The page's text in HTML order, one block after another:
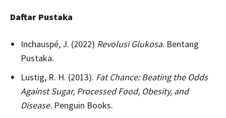
Daftar Pustaka
Inchauspé, J. (2022) Revolusi Glukosa. Bentang
Pustaka.
Lustig, R. H. (2013). Fat Chance: Beating the Odds
Against Sugar, Processed Food, Obesity, and
Disease. Penguin Books.